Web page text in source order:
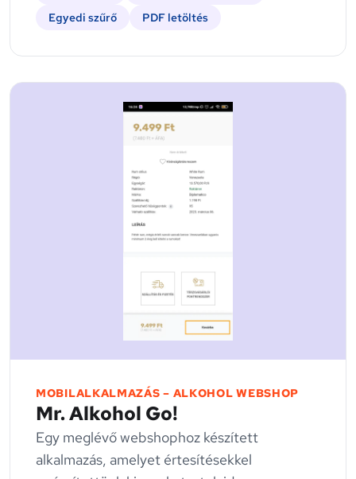
Egyedi szűrő
PDF letöltés
MOBILALKALMAZÁS – ALKOHOL WEBSHOP
Mr. Alkohol Go!
Egy meglévő webshophoz készített
alkalmazás, amelyet értesítésekkel